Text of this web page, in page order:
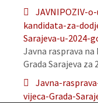
JAVNIPOZIV-
kandidata-za-
Sarajeva-u-2024-
Javna rasprava
Grada Sarajeva za
Javna-
vijeca-Grada-